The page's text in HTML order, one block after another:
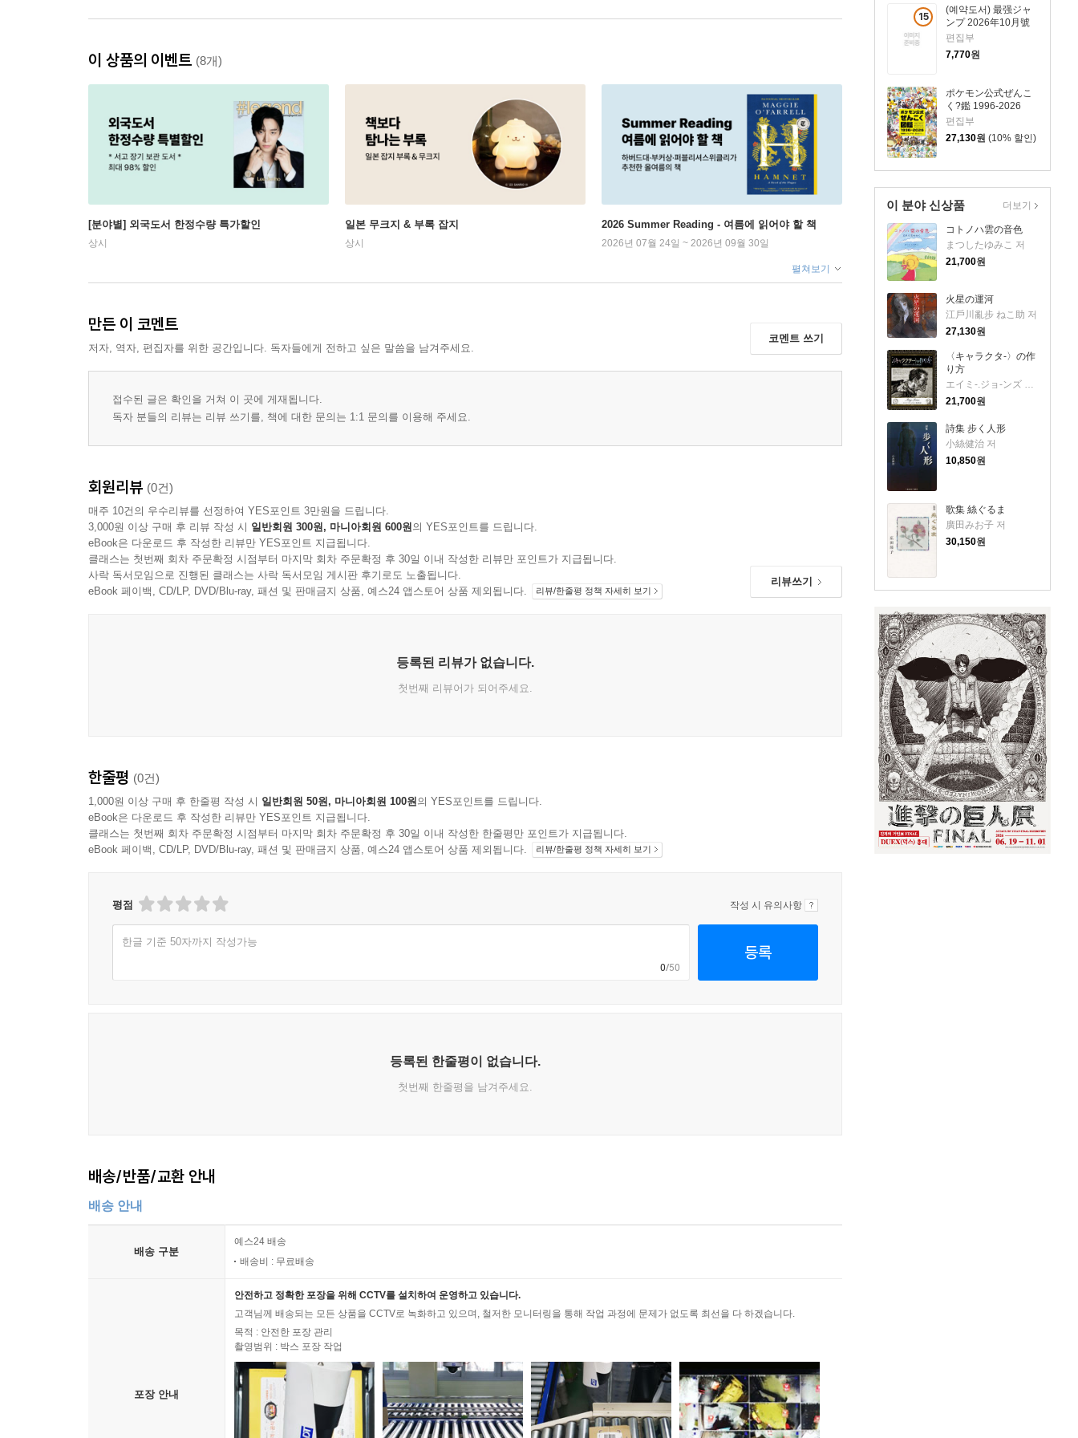
15
품
(예약도서) 最强ジャ
ンプ 2026年10月號
편집부
7,770원
ポケモン公式ぜんこ
く?鑑 1996-2026
편집부
27,130원 (10% 할인)
이 분야 신상품
コトノハ雲の音色
まつしたゆみこ 저
21,700원
火星の運河
江戶川亂步 ねこ助 저
27,130원
〈キャラクタ-〉の作
り方
エイミ-.ジョ-ンズ 駒田曜 저
21,700원
詩集 步く人形
小絲健治 저
10,850원
歌集 絲ぐるま
廣田みお子 저
30,150원
더보기
이 상품의 이벤트 (8개)
[분야별] 외국도서 한정수량 특가할인
상시
일본 무크지 & 부록 잡지
상시
2026 Summer Reading - 여름에 읽어야 할 책
2026년 07월 24일 ~ 2026년 09월 30일
펼쳐보기
만든 이 코멘트
저자, 역자, 편집자를 위한 공간입니다. 독자들에게 전하고 싶은 말씀을 남겨주세요.
코멘트 쓰기
접수된 글은 확인을 거쳐 이 곳에 게재됩니다.
독자 분들의 리뷰는 리뷰 쓰기를, 책에 대한 문의는 1:1 문의를 이용해 주세요.
회원리뷰 (0건)
매주 10건의 우수리뷰를 선정하여 YES포인트 3만원을 드립니다.
3,000원 이상 구매 후 리뷰 작성 시 일반회원 300원, 마니아회원 600원의 YES포인트를 드립니다.
eBook은 다운로드 후 작성한 리뷰만 YES포인트 지급됩니다.
클래스는 첫번째 회차 주문확정 시점부터 마지막 회차 주문확정 후 30일 이내 작성한 리뷰만 포인트가 지급됩니다.
사락 독서모임으로 진행된 클래스는 사락 독서모임 게시판 후기로도 노출됩니다.
eBook 페이백, CD/LP, DVD/Blu-ray, 패션 및 판매금지 상품, 예스24 앱스토어 상품 제외됩니다.
리뷰/한줄평 정책 자세히 보기
리뷰쓰기
등록된 리뷰가 없습니다.
첫번째 리뷰어가 되어주세요.
한줄평 (0건)
1,000원 이상 구매 후 한줄평 작성 시 일반회원 50원, 마니아회원 100원의 YES포인트를 드립니다.
eBook은 다운로드 후 작성한 리뷰만 YES포인트 지급됩니다.
클래스는 첫번째 회차 주문확정 시점부터 마지막 회차 주문확정 후 30일 이내 작성한 한줄평만 포인트가 지급됩니다.
eBook 페이백, CD/LP, DVD/Blu-ray, 패션 및 판매금지 상품, 예스24 앱스토어 상품 제외됩니다.
리뷰/한줄평 정책 자세히 보기
평점 작성 시 유의사항
한글 기준 50자까지 작성가능
0/50
등록
등록된 한줄평이 없습니다.
첫번째 한줄평을 남겨주세요.
배송/반품/교환 안내
배송 안내
배송 구분
예스24 배송
배송비 : 무료배송
포장 안내
안전하고 정확한 포장을 위해 CCTV를 설치하여 운영하고 있습니다.
고객님께 배송되는 모든 상품을 CCTV로 녹화하고 있으며, 철저한 모니터링을 통해 작업 과정에 문제가 없도록 최선을 다 하겠습니다.
목적 : 안전한 포장 관리
촬영범위 : 박스 포장 작업